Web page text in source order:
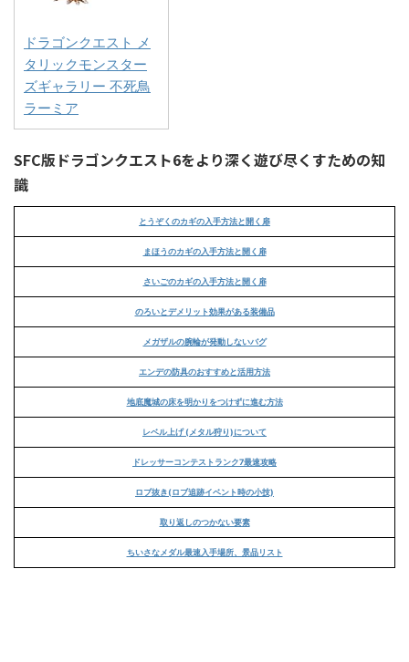
ドラゴンクエスト メ
タリックモンスター
ズギャラリー 不死鳥
ラーミア
SFC版ドラゴンクエスト6をより深く遊び尽くすための知
識
とうぞくのカギの入手方法と開く扉
まほうのカギの入手方法と開く扉
さいごのカギの入手方法と開く扉
のろいとデメリット効果がある装備品
メガザルの腕輪が発動しないバグ
エンデの防具のおすすめと活用方法
地底魔城の床を明かりをつけずに進む方法
レベル上げ (メタル狩り)について
ドレッサーコンテストランク7最速攻略
ロブ抜き(ロブ追跡イベント時の小技)
取り返しのつかない要素
ちいさなメダル最速入手場所、景品リスト